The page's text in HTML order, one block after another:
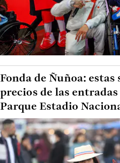
Fonda de Ñuñoa: estas
precios de las
Parque Estadio